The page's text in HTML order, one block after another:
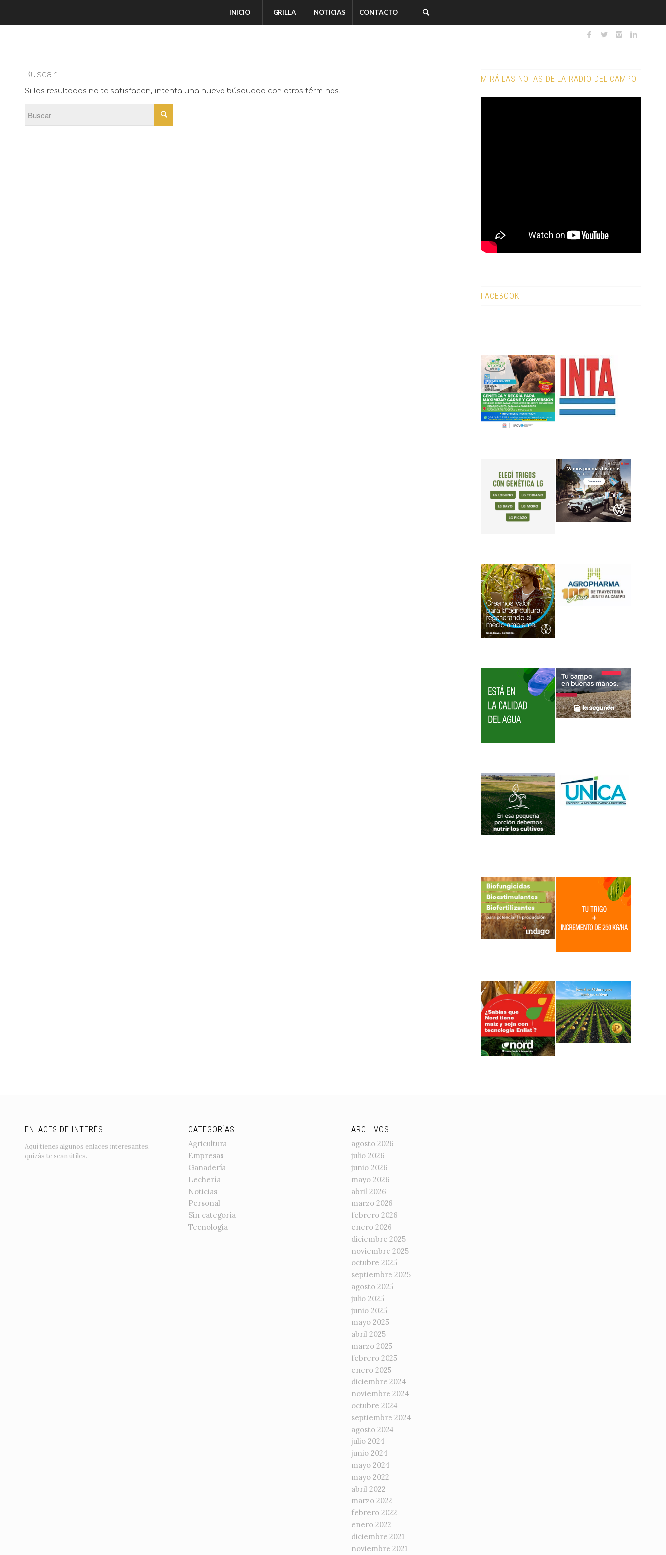
INICIO GRILLA NOTICIAS CONTACTO
Buscar
Si los resultados no te satisfacen, intenta una nueva búsqueda con otros términos.
MIRÁ LAS NOTAS DE LA RADIO DEL CAMPO
FACEBOOK
ENLACES DE INTERÉS
Aquí tienes algunos enlaces interesantes,
quizás te sean útiles.
CATEGORÍAS
Agricultura
Empresas
Ganadería
Lechería
Noticias
Personal
Sin categoría
Tecnología
ARCHIVOS
agosto 2026
julio 2026
junio 2026
mayo 2026
abril 2026
marzo 2026
febrero 2026
enero 2026
diciembre 2025
noviembre 2025
octubre 2025
septiembre 2025
agosto 2025
julio 2025
junio 2025
mayo 2025
abril 2025
marzo 2025
febrero 2025
enero 2025
diciembre 2024
noviembre 2024
octubre 2024
septiembre 2024
agosto 2024
julio 2024
junio 2024
mayo 2024
mayo 2022
abril 2022
marzo 2022
febrero 2022
enero 2022
diciembre 2021
noviembre 2021